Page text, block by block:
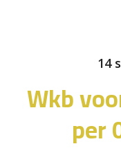
14
Wkb
per